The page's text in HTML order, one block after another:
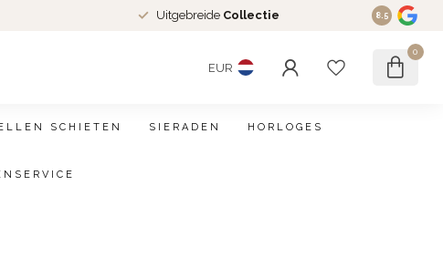
Uitgebreide Collectie 8.5
EUR
0
SCHIETEN SIERADEN HORLOGES